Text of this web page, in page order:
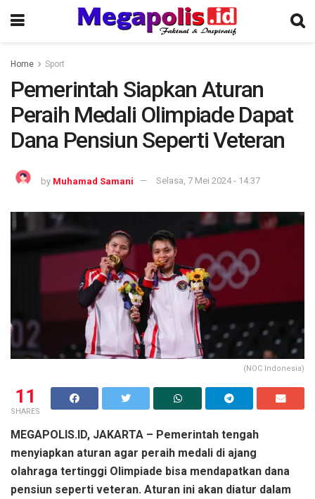
Home Sport
Pemerintah Siapkan Aturan
Peraih Medali Olimpiade Dapat
Dana Pensiun Seperti Veteran
by Muhamad Samani Selasa, 7 Mei 2024 - 14:37
(NOC Indonesia)
11
SHARES
MEGAPOLIS.ID, JAKARTA – Pemerintah tengah
menyiapkan aturan agar peraih medali di ajang
olahraga tertinggi Olimpiade bisa mendapatkan dana
pensiun seperti veteran. Aturan ini akan diatur dalam